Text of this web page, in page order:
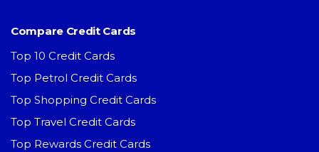
Compare Credit Cards
Top 10 Credit Cards
Top Petrol Credit Cards
Top Shopping Credit Cards
Top Travel Credit Cards
Top Rewards Credit Cards